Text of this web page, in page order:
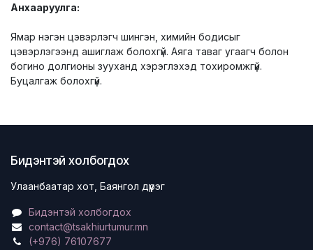
Анхааруулга:
Ямар нэгэн цэвэрлэгч шингэн, химийн бодисыг
цэвэрлэгээнд ашиглаж болохгүй. Аяга таваг угаагч болон
богино долгионы зууханд хэрэглэхэд тохиромжгүй.
Буцалгаж болохгүй.
Бидэнтэй холбогдох
Улаанбаатар хот, Баянгол дүүрэг
Бидэнтэй холбогдох
contact@tsakhiurtumur.mn
(+976) 76107677